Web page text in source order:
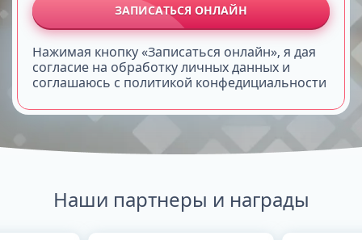
ЗАПИСАТЬСЯ ОНЛАЙН
Нажимая кнопку «Записаться онлайн», я дая
согласие на обработку личных данных и
соглашаюсь с политикой конфедициальности
Наши партнеры и награды